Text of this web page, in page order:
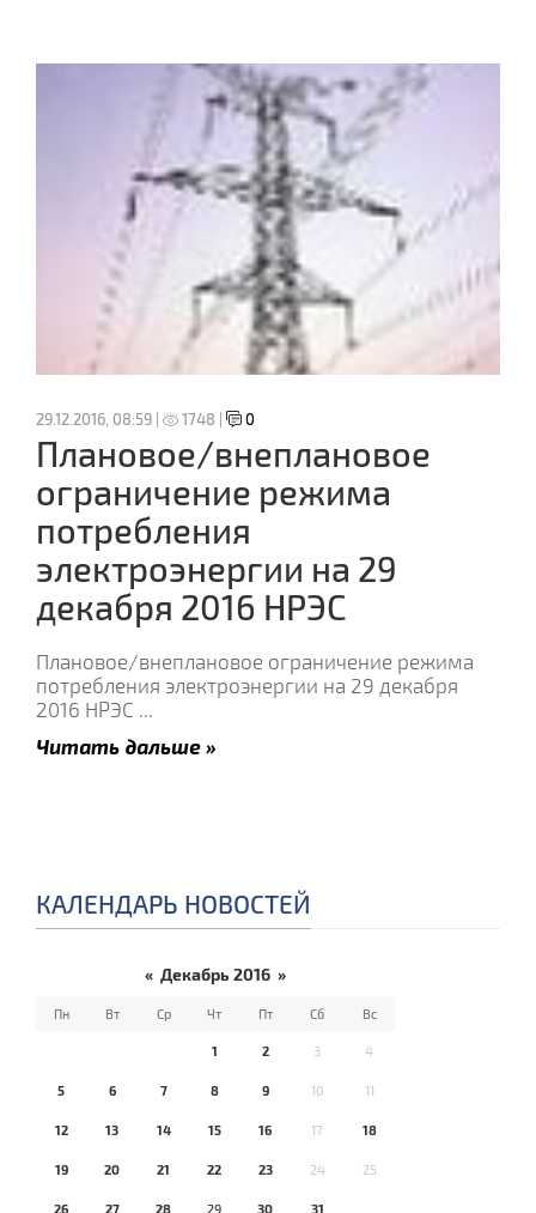
29.12.2016, 08:59 | 1748 | 0
Плановое/внеплановое
ограничение режима
потребления
электроэнергии на 29
декабря 2016 НРЭС
Плановое/внеплановое ограничение режима
потребления электроэнергии на 29 декабря
2016 НРЭС ...
Читать дальше »
КАЛЕНДАРЬ НОВОСТЕЙ
« Декабрь 2016 »
Пн Вт Ср Чт Пт Сб Вс
1 2 3 4
5 6 7 8 9 10 11
12 13 14 15 16 17 18
19 20 21 22 23 24 25
26 27 28 29 30 31